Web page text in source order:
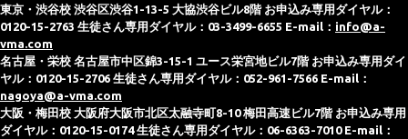
東京・渋谷校 渋谷区渋谷1-13-5 大協渋谷ビル8階 お申込み専用ダイヤル：
0120-15-2763 生徒さん専用ダイヤル：03-3499-6655 E-mail： info@a-
vma.com
名古屋・栄校 名古屋市中区錦3-15-1 ユース栄宮地ビル7階 お申込み専用ダイ
ヤル：0120-15-2706 生徒さん専用ダイヤル：052-961-7566 E-mail：
nagoya@a-vma.com
大阪・梅田校 大阪府大阪市北区太融寺町8-10 梅田高速ビル7階 お申込み専用
ダイヤル：0120-15-0174 生徒さん専用ダイヤル：06-6363-7010 E-mail：